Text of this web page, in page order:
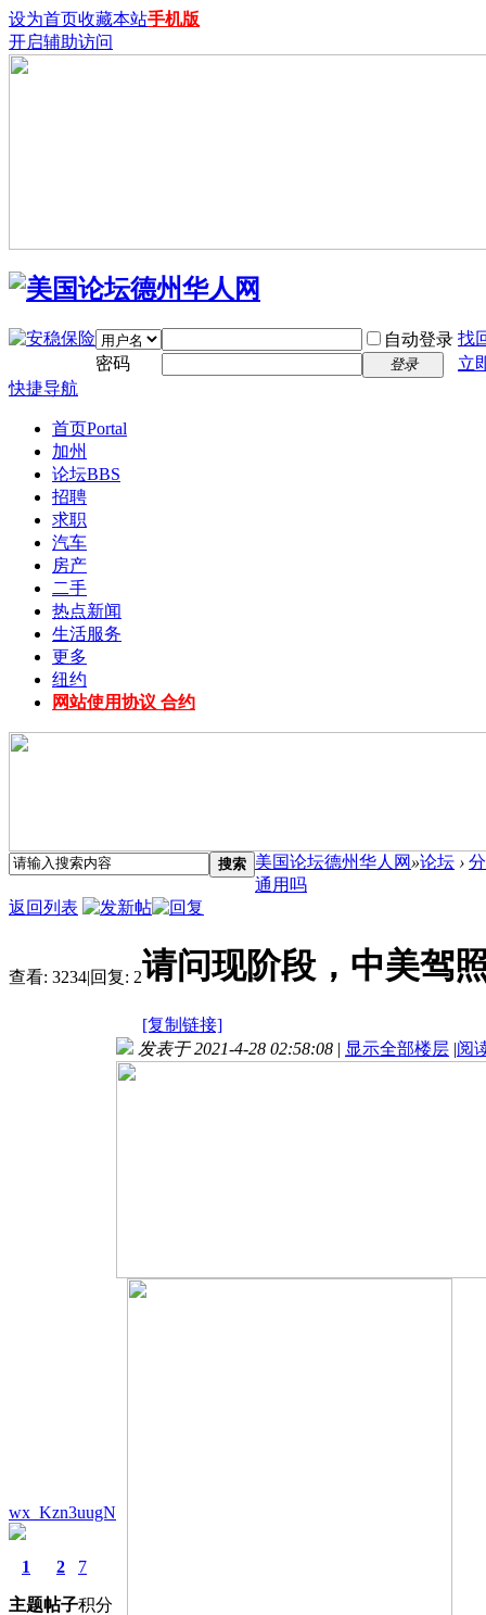
设为首页收藏本站手机版
开启辅助访问
自动登录 找
密码
登录
立
快捷导航
首页Portal
加州
论坛BBS
招聘
求职
汽车
房产
二手
热点新闻
生活服务
更多
纽约
网站使用协议 合约
搜索 美国论坛德州华人网 »论坛 ›
通用吗
返回列表
查看: 3234|回复: 2请问现阶段，中美驾
[复制链接]
wx_Kzn3uugN
1
主题
2
帖子
7
积分
发表于 2021-4-28 02:58:08 | 显示全部楼层 |阅